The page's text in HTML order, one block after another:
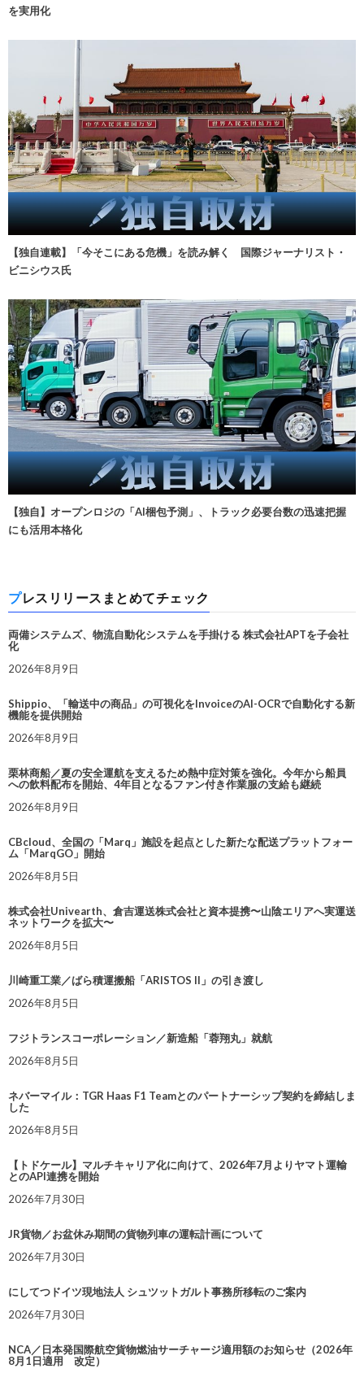
を実用化
【独自連載】「今そこにある危機」を読み解く 国際ジャーナリスト・
ビニシウス氏
【独自】オープンロジの「AI梱包予測」、トラック必要台数の迅速把握
にも活用本格化
プレスリリースまとめてチェック
両備システムズ、物流自動化システムを手掛ける 株式会社APTを子会社
化
2026年8月9日
Shippio、「輸送中の商品」の可視化をInvoiceのAI-OCRで自動化する新
機能を提供開始
2026年8月9日
栗林商船／夏の安全運航を支えるため熱中症対策を強化。今年から船員
への飲料配布を開始、4年目となるファン付き作業服の支給も継続
2026年8月9日
CBcloud、全国の「Marq」施設を起点とした新たな配送プラットフォー
ム「MarqGO」開始
2026年8月5日
株式会社Univearth、倉吉運送株式会社と資本提携〜山陰エリアへ実運送
ネットワークを拡大〜
2026年8月5日
川崎重工業／ばら積運搬船「ARISTOS II」の引き渡し
2026年8月5日
フジトランスコーポレーション／新造船「蓉翔丸」就航
2026年8月5日
ネバーマイル：TGR Haas F1 Teamとのパートナーシップ契約を締結しま
した
2026年8月5日
【トドケール】マルチキャリア化に向けて、2026年7月よりヤマト運輸
とのAPI連携を開始
2026年7月30日
JR貨物／お盆休み期間の貨物列車の運転計画について
2026年7月30日
にしてつドイツ現地法人 シュツットガルト事務所移転のご案内
2026年7月30日
NCA／日本発国際航空貨物燃油サーチャージ適用額のお知らせ（2026年
8月1日適用 改定）